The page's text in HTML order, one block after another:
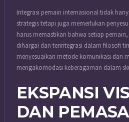
Integrasi pemain internasional tidak
strategis tetapi juga memerlukan
harus memastikan bahwa setiap
dihargai dan terintegrasi dalam filosofi
menyesuaikan metode komunikasi dan
mengakomodasi keberagaman dalam
EKSPANSI
DAN